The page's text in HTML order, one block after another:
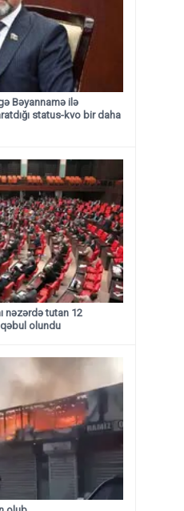
Bəyannamə ilə
status-kvo bir daha
nəzərdə tutan 12
olundu